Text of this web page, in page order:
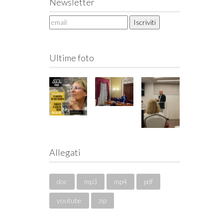
Ultime foto
Allegati
doc mp3 mp4 pdf
youtube zip